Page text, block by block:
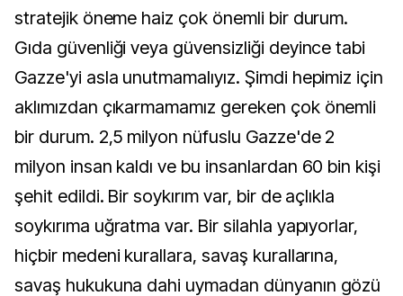
stratejik öneme haiz çok önemli bir durum.
Gıda güvenliği veya güvensizliği deyince tabi
Gazze'yi asla unutmamalıyız. Şimdi hepimiz için
aklımızdan çıkarmamamız gereken çok önemli
bir durum. 2,5 milyon nüfuslu Gazze'de 2
milyon insan kaldı ve bu insanlardan 60 bin kişi
şehit edildi. Bir soykırım var, bir de açlıkla
soykırıma uğratma var. Bir silahla yapıyorlar,
hiçbir medeni kurallara, savaş kurallarına,
savaş hukukuna dahi uymadan dünyanın gözü